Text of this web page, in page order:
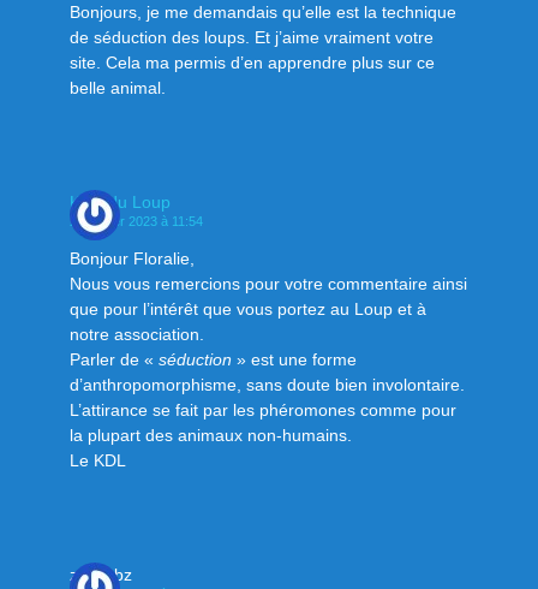
Bonjours, je me demandais qu’elle est la technique
de séduction des loups. Et j’aime vraiment votre
site. Cela ma permis d’en apprendre plus sur ce
belle animal.
Klan du Loup
21 février 2023 à 11:54
Bonjour Floralie,
Nous vous remercions pour votre commentaire ainsi
que pour l’intérêt que vous portez au Loup et à
notre association.
Parler de « séduction » est une forme
d’anthropomorphisme, sans doute bien involontaire.
L’attirance se fait par les phéromones comme pour
la plupart des animaux non-humains.
Le KDL
zebi jtbz